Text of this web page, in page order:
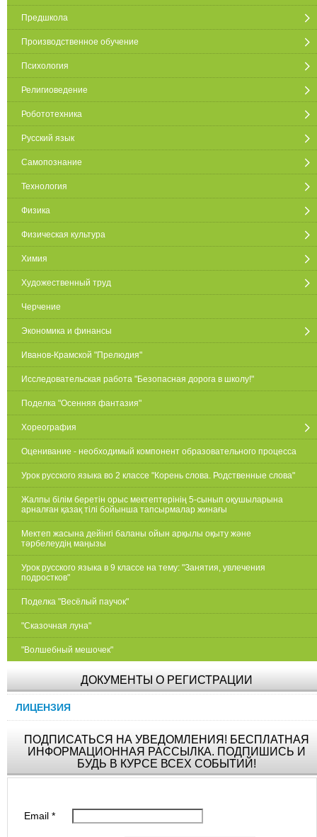
Предшкола
Производственное обучение
Психология
Религиоведение
Робототехника
Русский язык
Самопознание
Технология
Физика
Физическая культура
Химия
Художественный труд
Черчение
Экономика и финансы
Иванов-Крамской "Прелюдия"
Исследовательская работа "Безопасная дорога в школу!"
Поделка "Осенняя фантазия"
Хореография
Оценивание - необходимый компонент образовательного процесса
Урок русского языка во 2 классе "Корень слова. Родственные слова"
Жалпы білім беретін орыс мектептерінің 5-сынып оқушыларына
арналған қазақ тілі бойынша тапсырмалар жинағы
Мектеп жасына дейінгі баланы ойын арқылы оқыту және
тәрбелеудің маңызы
Урок русского языка в 9 классе на тему: "Занятия, увлечения
подростков"
Поделка "Весёлый паучок"
"Сказочная луна"
"Волшебный мешочек"
ДОКУМЕНТЫ О РЕГИСТРАЦИИ
ЛИЦЕНЗИЯ
ПОДПИСАТЬСЯ НА УВЕДОМЛЕНИЯ! БЕСПЛАТНАЯ
ИНФОРМАЦИОННАЯ РАССЫЛКА. ПОДПИШИСЬ И
БУДЬ В КУРСЕ ВСЕХ СОБЫТИЙ!
Email*